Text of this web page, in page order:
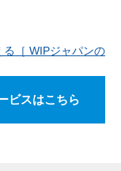
［ WIPジャパンの
ビスはこちら